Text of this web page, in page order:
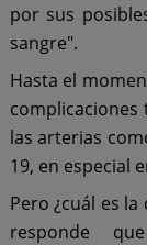
por sus
sangre".
Hasta el
las arterias
19, en especial
Pero ¿cuál es
responde